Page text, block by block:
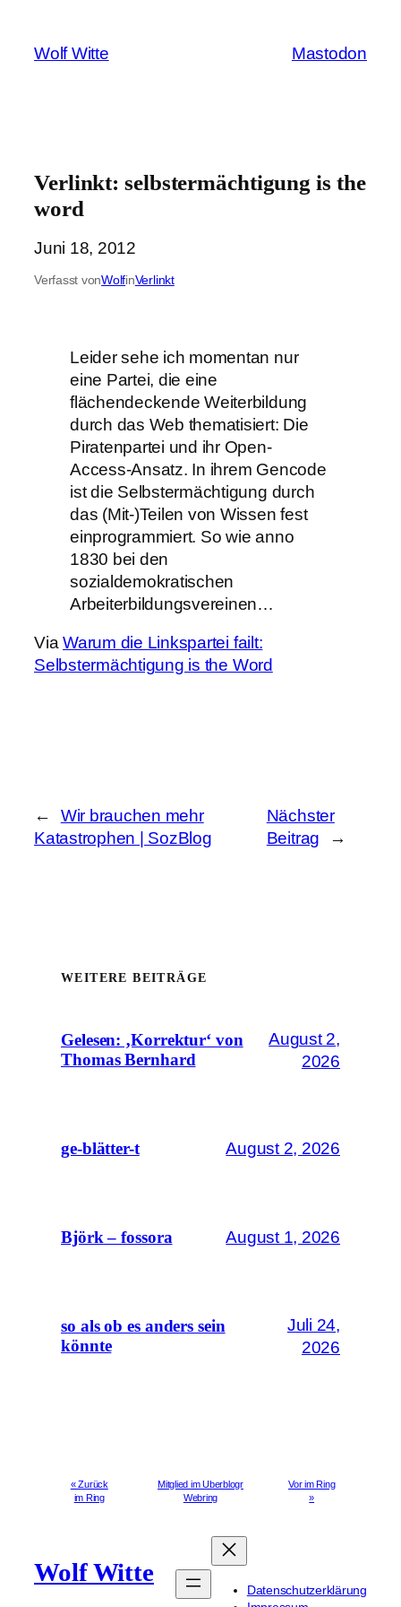
springen
Wolf Witte Mastodon
Verlinkt: selbstermächtigung is the
word
Juni 18, 2012
Verfasst vonWolfinVerlinkt
Leider sehe ich momentan nur
eine Partei, die eine
flächendeckende Weiterbildung
durch das Web thematisiert: Die
Piratenpartei und ihr Open-
Access-Ansatz. In ihrem Gencode
ist die Selbstermächtigung durch
das (Mit-)Teilen von Wissen fest
einprogrammiert. So wie anno
1830 bei den
sozialdemokratischen
Arbeiterbildungsvereinen…
ViaWarum die Linkspartei failt:
Selbstermächtigung is the Word
←
Wir brauchen mehr
Katastrophen | SozBlog
Nächster
Beitrag
→
WEITERE BEITRÄGE
Gelesen: ‚Korrektur‘ von
Thomas Bernhard
August 2,
2026
ge-blätter-t August 2, 2026
Björk – fossora August 1, 2026
so als ob es anders sein
könnte
Juli 24,
2026
« Zurück
im Ring
Mitglied im Uberblogr
Webring
Vor im Ring
»
Wolf Witte
Datenschutzerklärung